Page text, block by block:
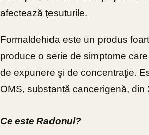
afectează ţesuturile.
Formaldehida este un produs
produce o serie de simptome
de expunere şi de concentraţie.
OMS, substanță cancerigenă, din
Ce este Radonul?